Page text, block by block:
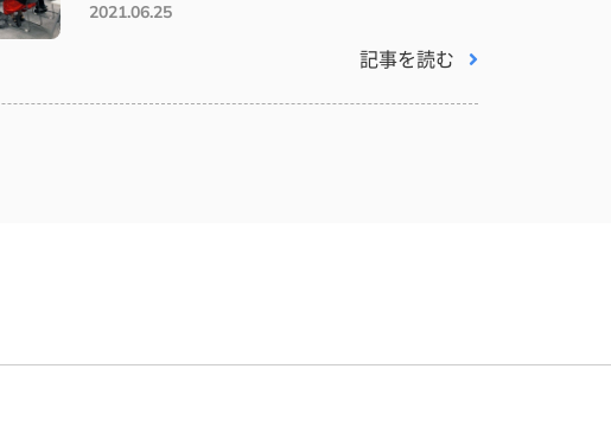
2021.06.25
記事を読む